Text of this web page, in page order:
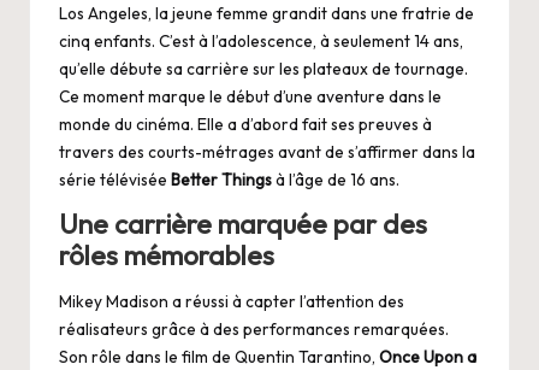
Los Angeles, la jeune femme grandit dans une fratrie de
cinq enfants. C’est à l’adolescence, à seulement 14 ans,
qu’elle débute sa carrière sur les plateaux de tournage.
Ce moment marque le début d’une aventure dans le
monde du cinéma. Elle a d’abord fait ses preuves à
travers des courts-métrages avant de s’affirmer dans la
série télévisée Better Thingsà l’âge de 16 ans.
Une carrière marquée par des
rôles mémorables
Mikey Madison a réussi à capter l’attention des
réalisateurs grâce à des performances remarquées.
Son rôle dans le film de Quentin Tarantino, Once Upon a